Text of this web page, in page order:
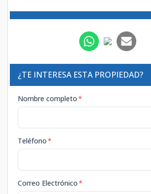
¿TE INTERESA ESTA PROPIEDAD?
Nombre completo*
Teléfono*
Correo Electrónico*